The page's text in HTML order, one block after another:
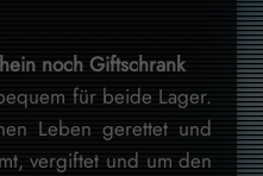
noch Giftschrank
für beide Lager.
Leben gerettet und
vergiftet und um den